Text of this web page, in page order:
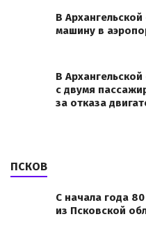
В
машину в
В
с двумя
за отказа
ПСКОВ
С начала года
из Псковской